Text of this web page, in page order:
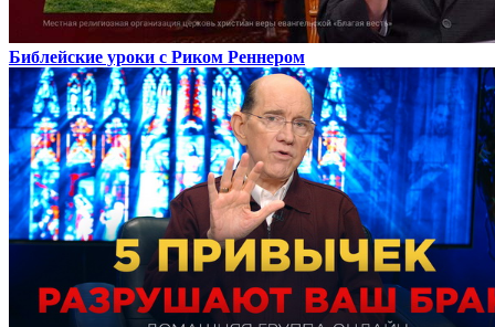
Библейские уроки с Риком Реннером